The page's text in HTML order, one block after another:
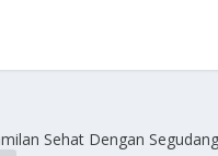
Sehat Dengan